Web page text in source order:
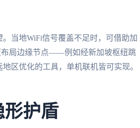
当地WiFi信号覆盖不足时，可借助加
布局边缘节点——例如经新加坡枢纽跳
区优化的工具，单机联机皆可实现。
形护盾